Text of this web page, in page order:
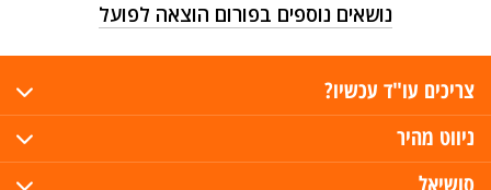
נושאים נוספים בפורום הוצאה לפועל
צריכים עו"ד עכשיו?
ניווט מהיר
סושיאל